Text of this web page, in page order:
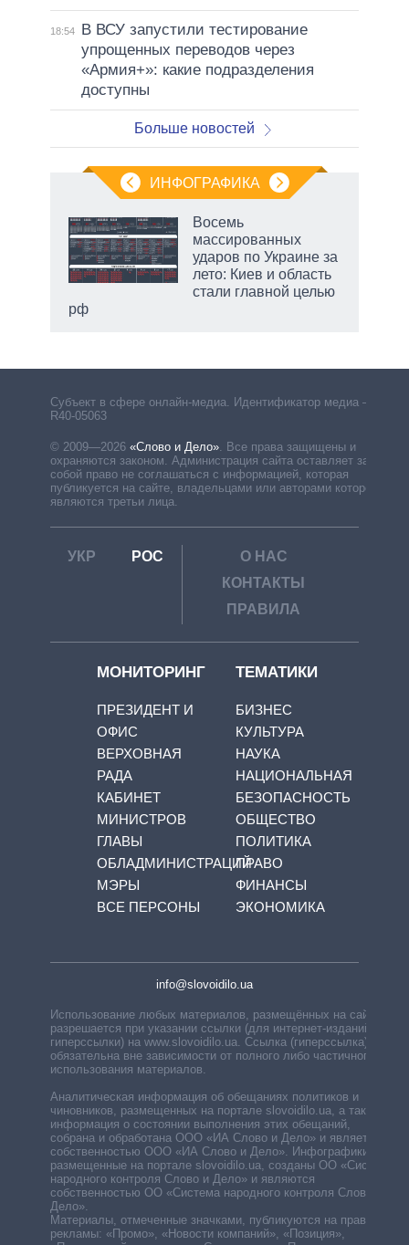
18:54
В ВСУ запустили тестирование
упрощенных переводов через
«Армия+»: какие подразделения
доступны
Больше новостей
ИНФОГРАФИКА
Восемь
массированных
ударов по Украине за
лето: Киев и область
стали главной целью
рф
Субъект в сфере онлайн-медиа. Идентификатор медиа –
R40-05063
© 2009—2026 «Слово и Дело». Все права защищены и
охраняются законом. Администрация сайта оставляет за
собой право не соглашаться с информацией, которая
публикуется на сайте, владельцами или авторами которой
являются третьи лица.
УКР РОС
О НАС
КОНТАКТЫ
ПРАВИЛА
МОНИТОРИНГ
ПРЕЗИДЕНТ И
ОФИС
ВЕРХОВНАЯ
РАДА
КАБИНЕТ
МИНИСТРОВ
ГЛАВЫ
ОБЛАДМИНИСТРАЦИЙ
МЭРЫ
ВСЕ ПЕРСОНЫ
ТЕМАТИКИ
БИЗНЕС
КУЛЬТУРА
НАУКА
НАЦИОНАЛЬНАЯ
БЕЗОПАСНОСТЬ
ОБЩЕСТВО
ПОЛИТИКА
ПРАВО
ФИНАНСЫ
ЭКОНОМИКА
info@slovoidilo.ua
Использование любых материалов, размещённых на сайте,
разрешается при указании ссылки (для интернет-изданий —
гиперссылки) на www.slovoidilo.ua. Ссылка (гиперссылка)
обязательна вне зависимости от полного либо частичного
использования материалов.
Аналитическая информация об обещаниях политиков и
чиновников, размещенных на портале slovoidilo.ua, а также
информация о состоянии выполнения этих обещаний,
собрана и обработана ООО «ИА Слово и Дело» и является
собственностью ООО «ИА Слово и Дело». Инфографики,
размещенные на портале slovoidilo.ua, созданы ОО «Система
народного контроля Слово и Дело» и являются
собственностью ОО «Система народного контроля Слово и
Дело».
Материалы, отмеченные значками, публикуются на правах
рекламы: «Промо», «Новости компаний», «Позиция»,